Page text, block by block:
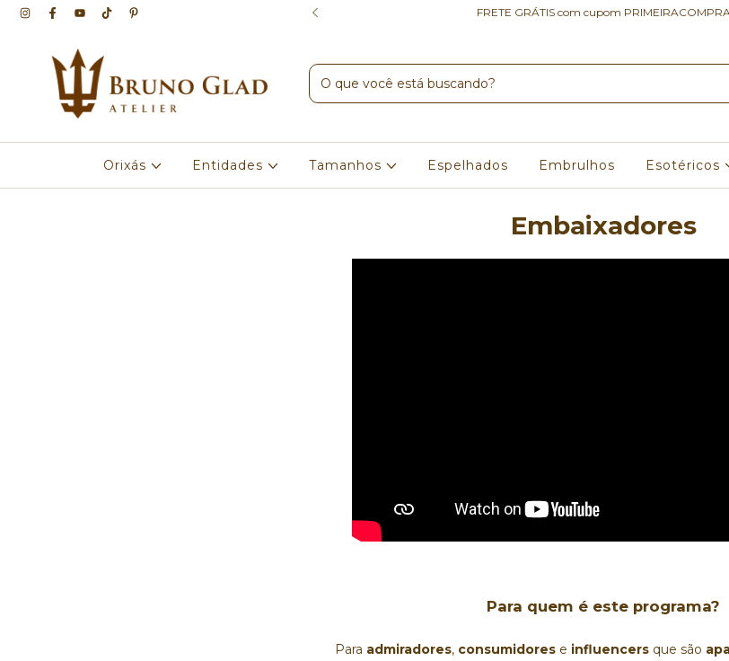
| 3x sem juros FRETE GRÁTIS com cupom
Orixás Entidades Tamanhos Espelhados Embrulhos Esotéricos
Embaixadores
Para quem é este programa?
Para admiradores, consumidores e influencers que são